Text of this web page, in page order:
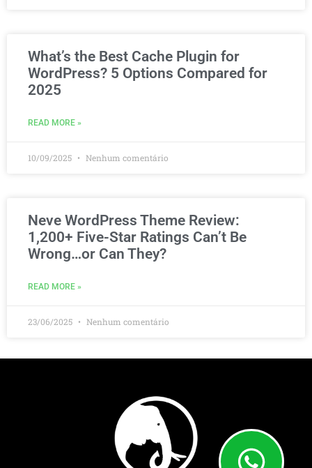
What’s the Best Cache Plugin for
WordPress? 5 Options Compared for
2025
READ MORE »
10/09/2025 Nenhum comentário
Neve WordPress Theme Review:
1,200+ Five-Star Ratings Can’t Be
Wrong…or Can They?
READ MORE »
23/06/2025 Nenhum comentário